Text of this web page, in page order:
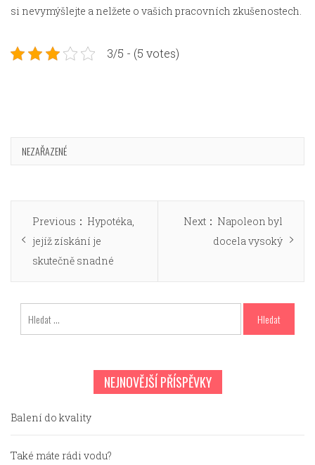
si nevymýšlejte a nelžete o vašich pracovních zkušenostech.
3/5 - (5 votes)
NEZAŘAZENÉ
Navigace
pro
příspěvek
Previous
Previous
post:
Hypotéka,
jejíž získání je
skutečně snadné
Next
Next
post:
Napoleon byl
docela vysoký
NEJNOVĚJŠÍ PŘÍSPĚVKY
Balení do kvality
Také máte rádi vodu?